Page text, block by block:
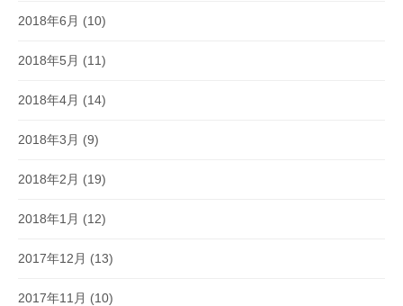
2018年6月 (10)
2018年5月 (11)
2018年4月 (14)
2018年3月 (9)
2018年2月 (19)
2018年1月 (12)
2017年12月 (13)
2017年11月 (10)